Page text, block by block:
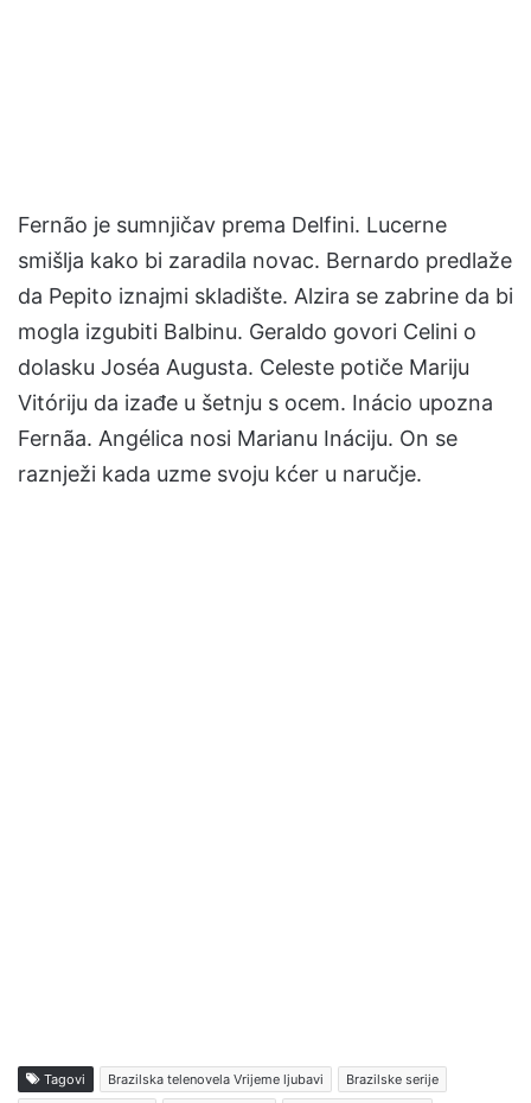
Fernão je sumnjičav prema Delfini. Lucerne
smišlja kako bi zaradila novac. Bernardo predlaže
da Pepito iznajmi skladište. Alzira se zabrine da bi
mogla izgubiti Balbinu. Geraldo govori Celini o
dolasku Joséa Augusta. Celeste potiče Mariju
Vitóriju da izađe u šetnju s ocem. Inácio upozna
Fernãa. Angélica nosi Marianu Ináciju. On se
raznježi kada uzme svoju kćer u naručje.
Tagovi Brazilska telenovela Vrijeme ljubavi Brazilske serije